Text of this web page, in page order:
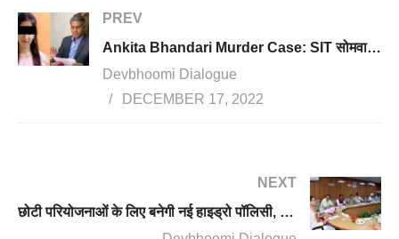
PREV
Ankita Bhandari Murder Case: SIT सोमवार को करेगी 100 गवाहों के साथ 500 पन्नों की चार्जशीट दाखिल
Devbhoomi Dialogue
DECEMBER 17, 2022
NEXT
छोटी परियोजनाओं के लिए बनेगी नई हाइड्रो पॉलिसी, महासू देवता का मास्टर प्लान, पढ़िए धामी कैबिनेट के बड़े फैसले